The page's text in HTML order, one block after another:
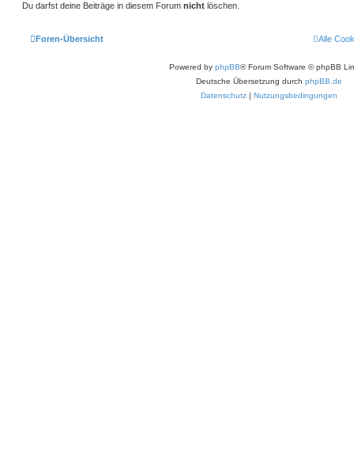
Du darfst deine Beiträge in diesem Forum nicht löschen.
Foren-Übersicht Alle
Powered by phpBB® Forum Software © phpBB
Deutsche Übersetzung durch phpBB.de
Datenschutz | Nutzungsbedingungen